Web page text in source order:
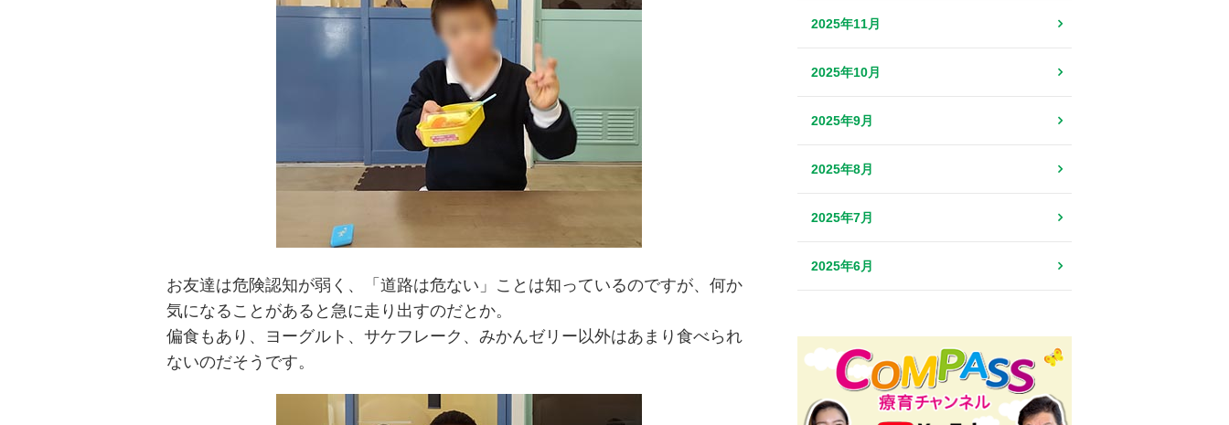
お友達は危険認知が弱く、「道路は危ない」ことは知っているのですが、何か
気になることがあると急に走り出すのだとか。
偏食もあり、ヨーグルト、サケフレーク、みかんゼリー以外はあまり食べられ
ないのだそうです。
2025年11月
2025年10月
2025年9月
2025年8月
2025年7月
2025年6月